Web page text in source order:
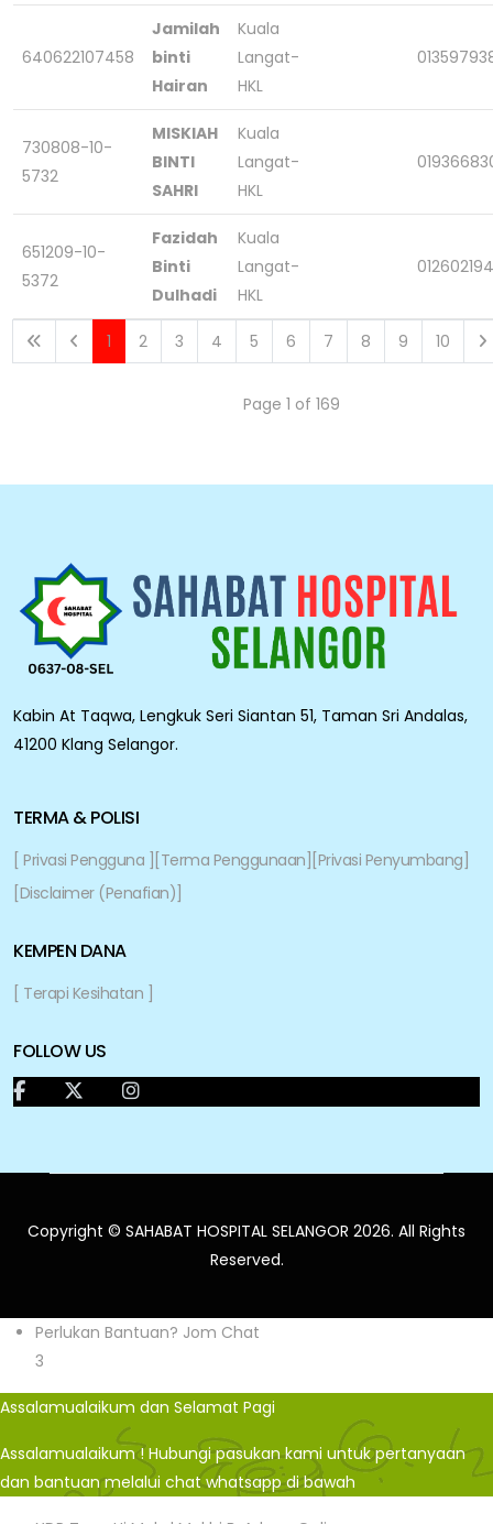
640622107458
Jamilah
binti
Hairan
Kuala
Langat-
HKL
730808-10-
5732
MISKIAH
BINTI
SAHRI
Kuala
Langat-
HKL
651209-10-
5372
Fazidah
Binti
Dulhadi
Kuala
Langat-
HKL
1 2 3 4 5 6 7 8 9 10
Page 1 of 169
Kabin At Taqwa, Lengkuk Seri Siantan 51, Taman Sri Andalas,
41200 Klang Selangor.
TERMA & POLISI
[ Privasi Pengguna ] [Terma Penggunaan] [Privasi Penyumbang]
[Disclaimer (Penafian)]
KEMPEN DANA
[ Terapi Kesihatan ]
FOLLOW US
Copyright © SAHABAT HOSPITAL SELANGOR 2026. All Rights
Reserved.
Perlukan Bantuan? Jom Chat
3
Assalamualaikum dan Selamat Pagi
Assalamualaikum ! Hubungi pasukan kami untuk pertanyaan
dan bantuan melalui chat whatsapp di bawah